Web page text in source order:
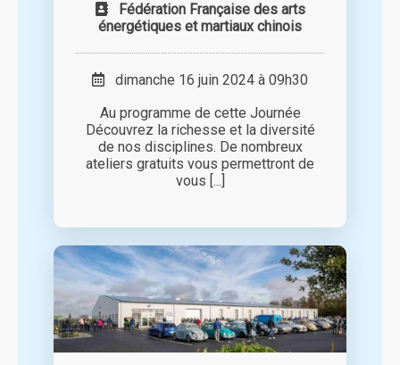
Fédération Française des arts
énergétiques et martiaux chinois
dimanche 16 juin 2024 à 09h30
Au programme de cette Journée
Découvrez la richesse et la diversité
de nos disciplines. De nombreux
ateliers gratuits vous permettront de
vous [...]